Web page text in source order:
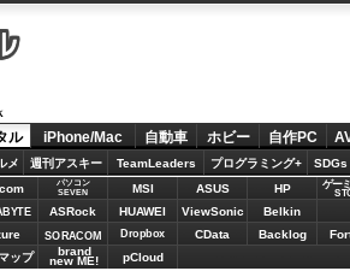
ル iPhone/Mac 自動車 ホビー 自作PC
メ 週刊アスキー TeamLeaders プログラミング+ SDGs
パソコン
SEVEN
MSI ASUS HP ゲー
ASRock HUAWEI ViewSonic Belkin
SORACOM Dropbox CData Backlog
ップ brand
new ME! pCloud